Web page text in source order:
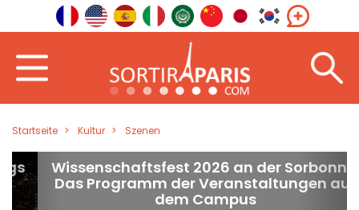
Startseite Kultur Szenen
Wissenschaftsfest 2026 an der Sorbonne:
Das Programm der Veranstaltungen auf
dem Campus